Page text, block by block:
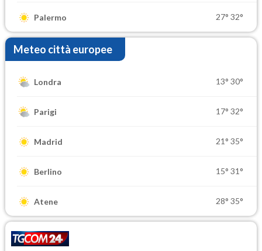
Palermo 27° 32°
Meteo città europee
Londra 13° 30°
Parigi 17° 32°
Madrid 21° 35°
Berlino 15° 31°
Atene 28° 35°